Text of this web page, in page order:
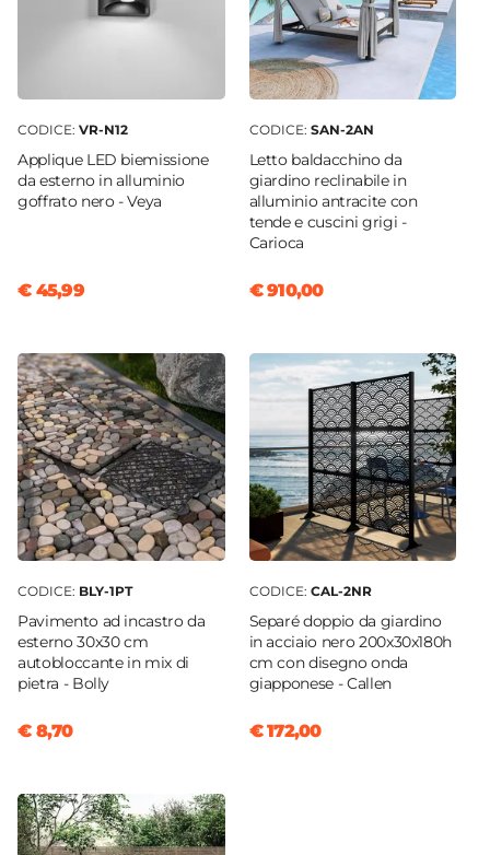
CODICE: VR-N12
Applique LED biemissione
da esterno in alluminio
goffrato nero - Veya
€ 45,99
CODICE: SAN-2AN
Letto baldacchino da
giardino reclinabile in
alluminio antracite con
tende e cuscini grigi -
Carioca
€ 910,00
CODICE: BLY-1PT
Pavimento ad incastro da
esterno 30x30 cm
autobloccante in mix di
pietra - Bolly
€ 8,70
CODICE: CAL-2NR
Separé doppio da giardino
in acciaio nero 200x30x180h
cm con disegno onda
giapponese - Callen
€ 172,00